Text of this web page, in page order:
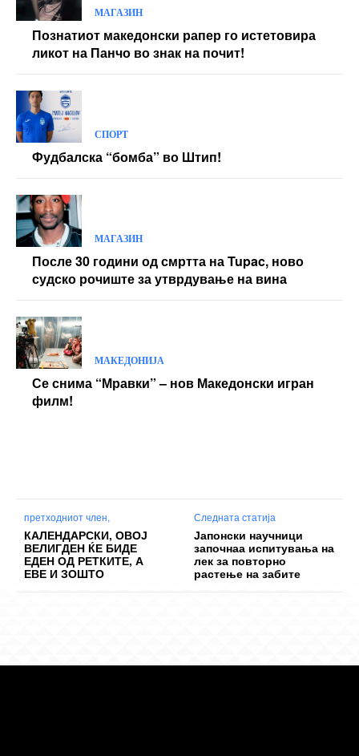
МАГАЗИН
Познатиот македонски рапер го истетовира
ликот на Панчо во знак на почит!
СПОРТ
Фудбалска “бомба” во Штип!
МАГАЗИН
После 30 години од смртта на Tupac, ново
судско рочиште за утврдување на вина
МАКЕДОНИЈА
Се снима “Мравки” – нов Македонски игран
филм!
претходниот член,
КАЛЕНДАРСКИ, ОВОЈ
ВЕЛИГДЕН ЌЕ БИДЕ
ЕДЕН ОД РЕТКИТЕ, А
ЕВЕ И ЗОШТО
Следната статија
Јапонски научници
започнаа испитувања на
лек за повторно
растење на забите